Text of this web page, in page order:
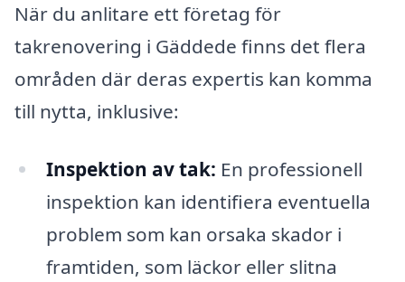
När du anlitare ett företag för
takrenovering i Gäddede finns det flera
områden där deras expertis kan komma
till nytta, inklusive:
Inspektion av tak: En professionell
inspektion kan identifiera eventuella
problem som kan orsaka skador i
framtiden, som läckor eller slitna